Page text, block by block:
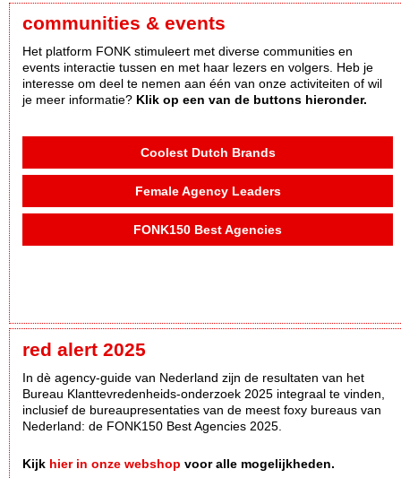
communities & events
Het platform FONK stimuleert met diverse communities en
events interactie tussen en met haar lezers en volgers. Heb je
interesse om deel te nemen aan één van onze activiteiten of wil
je meer informatie? Klik op een van de buttons hieronder.
Coolest Dutch Brands
Female Agency Leaders
FONK150 Best Agencies
red alert 2025
In dè agency-guide van Nederland zijn de resultaten van het
Bureau Klanttevredenheids-onderzoek 2025 integraal te vinden,
inclusief de bureaupresentaties van de meest foxy bureaus van
Nederland: de FONK150 Best Agencies 2025.
Kijk hier in onze webshop voor alle mogelijkheden.